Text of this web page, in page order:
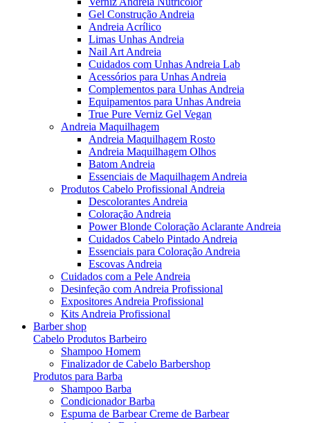
Gel Construção Andreia
Andreia Acrílico
Limas Unhas Andreia
Nail Art Andreia
Cuidados com Unhas Andreia Lab
Acessórios para Unhas Andreia
Complementos para Unhas Andreia
Equipamentos para Unhas Andreia
True Pure Verniz Gel Vegan
Andreia Maquilhagem
Andreia Maquilhagem Rosto
Andreia Maquilhagem Olhos
Batom Andreia
Essenciais de Maquilhagem Andreia
Produtos Cabelo Profissional Andreia
Descolorantes Andreia
Coloração Andreia
Power Blonde Coloração Aclarante Andreia
Cuidados Cabelo Pintado Andreia
Essenciais para Coloração Andreia
Escovas Andreia
Cuidados com a Pele Andreia
Desinfeção com Andreia Profissional
Expositores Andreia Profissional
Kits Andreia Profissional
Barber shop
Cabelo Produtos Barbeiro
Shampoo Homem
Finalizador de Cabelo Barbershop
Produtos para Barba
Shampoo Barba
Condicionador Barba
Espuma de Barbear Creme de Barbear